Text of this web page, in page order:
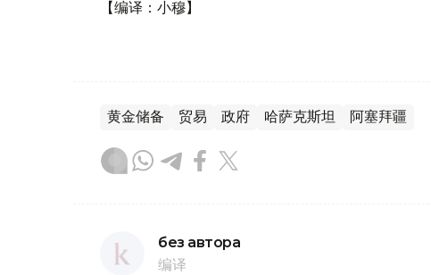
【编译：小穆】
黄金储备 贸易 政府 哈萨克斯坦 阿塞拜疆
без автора
编译